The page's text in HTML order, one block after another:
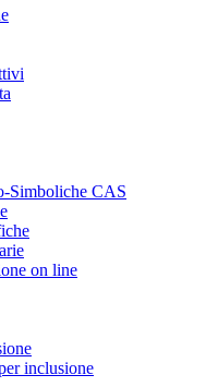
Simboliche CAS
on line
inclusione